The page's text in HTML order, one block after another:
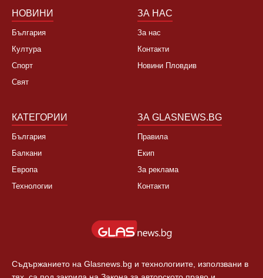
НОВИНИ
България
Култура
Спорт
Свят
ЗА НАС
За нас
Контакти
Новини Пловдив
КАТЕГОРИИ
България
Балкани
Европа
Технологии
ЗА GLASNEWS.BG
Правила
Екип
За реклама
Контакти
Съдържанието на Glasnews.bg и технологиите, използвани в